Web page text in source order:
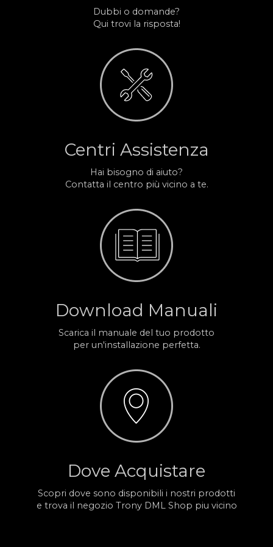
Dubbi o domande?
Qui trovi la risposta!
Centri Assistenza
Hai bisogno di aiuto?
Contatta il centro più vicino a te.
Download Manuali
Scarica il manuale del tuo prodotto
per un'installazione perfetta.
Dove Acquistare
Scopri dove sono disponibili i nostri prodotti
e trova il negozio Trony DML Shop piu vicino